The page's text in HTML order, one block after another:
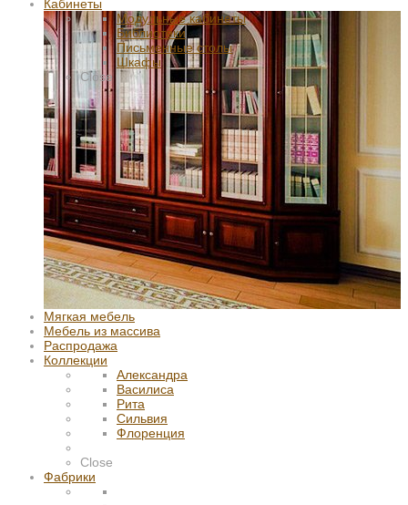
Кабинеты
Модульные кабинеты
Библиотеки
Письменные столы
Шкафы
Close
Мягкая мебель
Мебель из массива
Распродажа
Коллекции
Александра
Василиса
Рита
Сильвия
Флоренция
Close
Фабрики